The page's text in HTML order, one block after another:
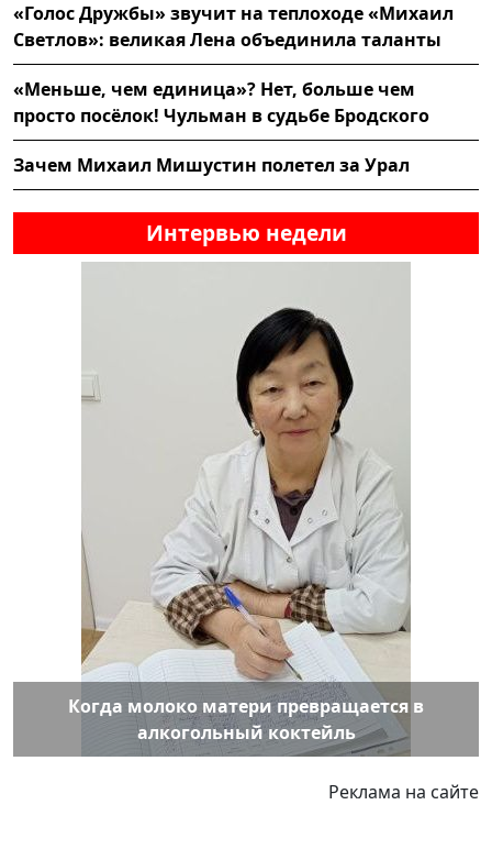
«Голос Дружбы» звучит на теплоходе «Михаил
Светлов»: великая Лена объединила таланты
«Меньше, чем единица»? Нет, больше чем
просто посёлок! Чульман в судьбе Бродского
Зачем Михаил Мишустин полетел за Урал
Интервью недели
Когда молоко матери превращается в
алкогольный коктейль
Реклама на сайте